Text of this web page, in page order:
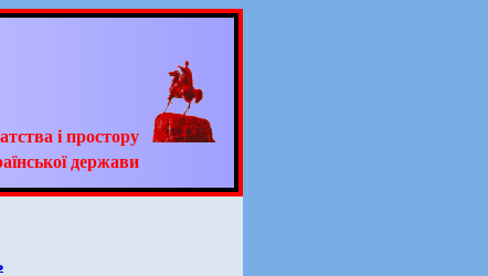
і простору
держави